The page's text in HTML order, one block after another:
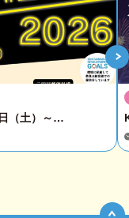
（土）～…